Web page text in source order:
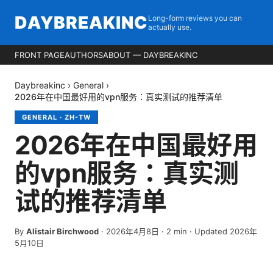
DAYBREAKINC Long-form reviews you can
actually use.
FRONT PAGEAUTHORSABOUT — DAYBREAKINC
Daybreakinc › General ›
2026年在中国最好用的vpn服务：真实测试的推荐清单
GENERAL · ZH-TW
2026年在中国最好用
的vpn服务：真实测
试的推荐清单
By Alistair Birchwood · 2026年4月8日 · 2 min · Updated 2026年
5月10日